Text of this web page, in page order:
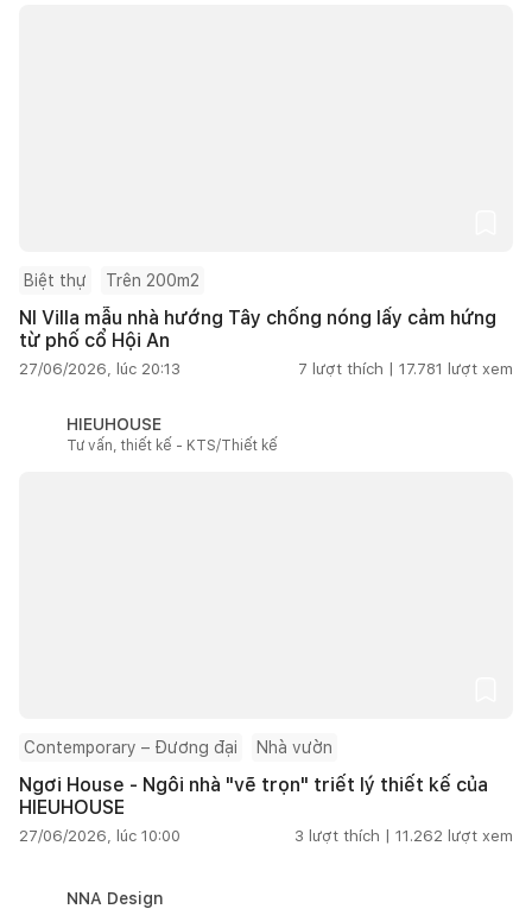
Biệt thự Trên 200m2
NI Villa mẫu nhà hướng Tây chống nóng lấy cảm hứng
từ phố cổ Hội An
27/06/2026, lúc 20:13 7 lượt thích | 17.781 lượt xem
HIEUHOUSE
Tư vấn, thiết kế - KTS/Thiết kế
Contemporary – Đương đại Nhà vườn
Ngơi House - Ngôi nhà "vẽ trọn" triết lý thiết kế của
HIEUHOUSE
27/06/2026, lúc 10:00 3 lượt thích | 11.262 lượt xem
NNA Design